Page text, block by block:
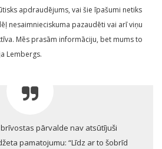
apdraudējums, vai šie īpašumi netiks
nesaimnieciskuma pazaudēti vai arī viņu
Mēs prasām informāciju, bet mums to
Lembergs.
pārvalde nav atsūtījuši
pamatojumu: “Līdz ar to šobrīd